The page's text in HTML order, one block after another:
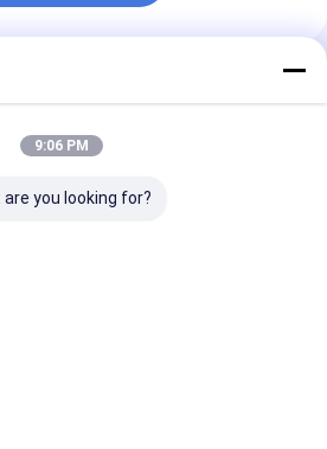
9:06 PM
you looking for?